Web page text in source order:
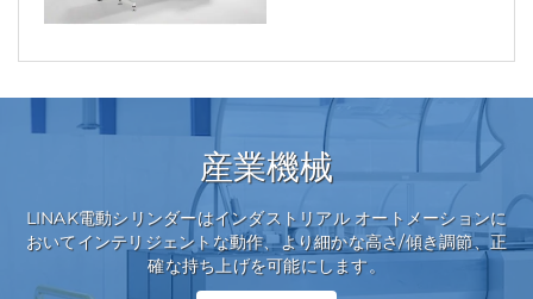
産業機械
LINAK電動シリンダーはインダストリアル オートメーションに
おいてインテリジェントな動作、より細かな高さ/傾き調節、正
確な持ち上げを可能にします。